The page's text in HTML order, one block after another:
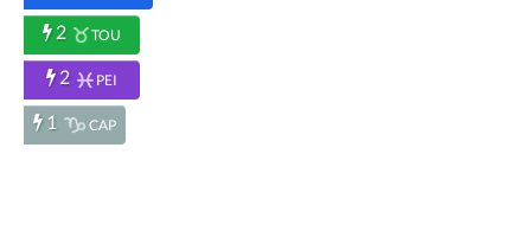
2 TOU
2 PEI
1 CAP